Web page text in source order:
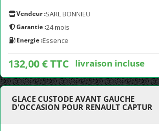
Vendeur :SARL BONNIEU
Garantie :24 mois
Energie :Essence
132,00 € TTC livraison incluse
GLACE CUSTODE AVANT GAUCHE
D'OCCASION POUR RENAULT CAPTUR